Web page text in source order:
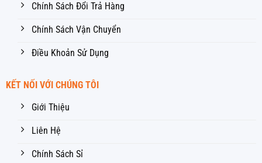
Chính Sách Đổi Trả Hàng
Chính Sách Vận Chuyển
Điều Khoản Sử Dụng
KẾT NỐI VỚI CHÚNG TÔI
Giới Thiệu
Liên Hệ
Chính Sách Sỉ